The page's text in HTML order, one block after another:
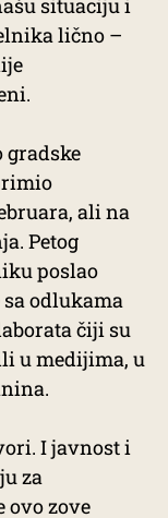
situaciju i
lično –
gradske
ali na
Petog
poslao
sa odlukama
čiji su
u medijima, u
I javnost i
za
ovo zove